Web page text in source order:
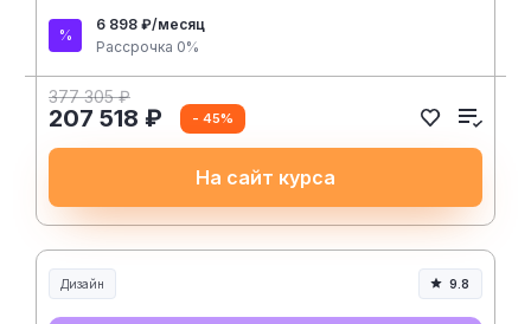
6 898 ₽/месяц
Рассрочка 0%
377 305 ₽
207 518 ₽ - 45%
На сайт курса
Дизайн 9.8